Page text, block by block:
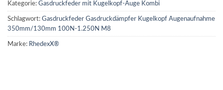
Kategorie: Gasdruckfeder mit Kugelkopf-Auge Kombi
Schlagwort: Gasdruckfeder Gasdruckdämpfer Kugelkopf Augenaufnahme
350mm/130mm 100N-1.250N M8
Marke: RhedexX®